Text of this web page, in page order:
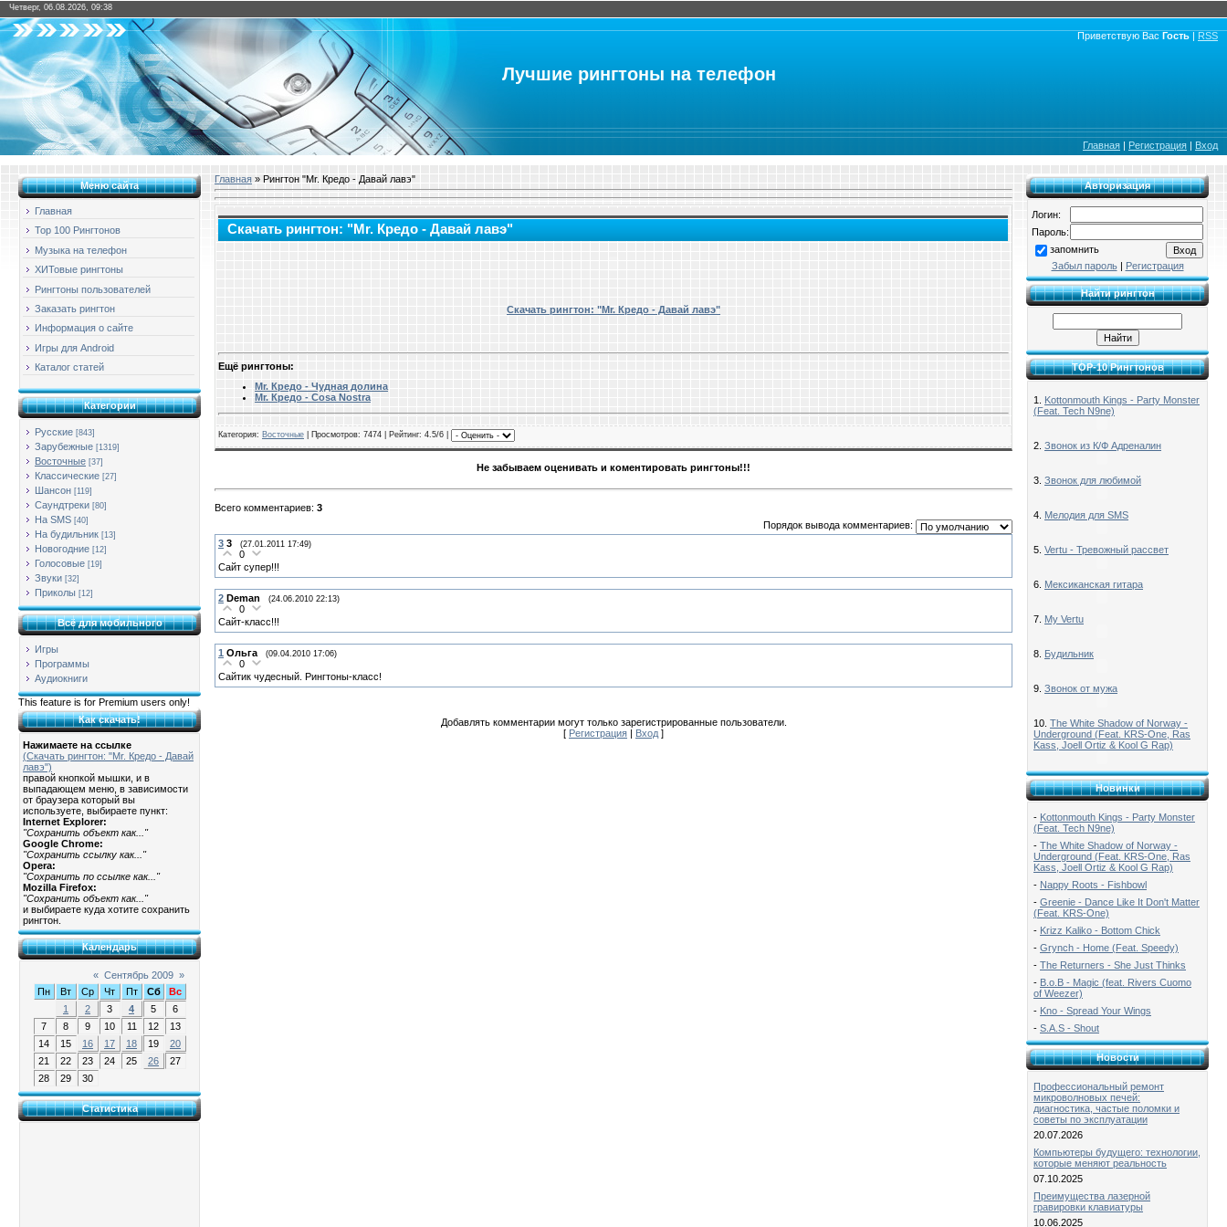
Четверг, 06.08.2026, 09:38
Приветствую Вас Гость | RSS
Лучшие рингтоны на телефон
Главная | Регистрация | Вход
Меню сайта
Главная
Top 100 Рингтонов
Музыка на телефон
ХИТовые рингтоны
Рингтоны пользователей
Заказать рингтон
Информация о сайте
Игры для Android
Каталог статей
Категории
Русские [843]
Зарубежные [1319]
Восточные [37]
Классические [27]
Шансон [119]
Саундтреки [80]
На SMS [40]
На будильник [13]
Новогодние [12]
Голосовые [19]
Звуки [32]
Приколы [12]
Всё для мобильного
Игры
Программы
Аудиокниги
This feature is for Premium users only!
Как скачать!
Нажимаете на ссылке
(Скачать рингтон: "Mr. Кредо - Давай
лавэ")
правой кнопкой мышки, и в
выпадающем меню, в зависимости
от браузера который вы
используете, выбираете пункт:
Internet Explorer:
"Сохранить объект как..."
Google Chrome:
"Сохранить ссылку как..."
Opera:
"Сохранить по ссылке как..."
Mozilla Firefox:
"Сохранить объект как..."
и выбираете куда хотите сохранить
рингтон.
Календарь
« Сентябрь 2009 »
Пн
Вт Ср Чт Пт Сб
Вс
1
2 3 4 5
6
7
8 9 10 11 12
13
14
15 16 17 18 19
20
21
22 23 24 25 26
27
28
29 30
Статистика
Главная » Рингтон "Mr. Кредо - Давай лавэ"
Скачать рингтон: "Mr. Кредо - Давай лавэ"
Скачать рингтон: "Mr. Кредо - Давай лавэ"
Ещё рингтоны:
Mr. Кредо - Чудная долина
Mr. Кредо - Cosa Nostra
Категория: Восточные Просмотров: 7474 | Рейтинг: 4.5/6 |
Не забываем оценивать и коментировать рингтоны!!!
Всего комментариев: 3
Порядок вывода комментариев:
3 3 (27.01.2011 17:49)
0
Сайт супер!!!
2 Deman (24.06.2010 22:13)
0
Сайт-класс!!!
1 Ольга (09.04.2010 17:06)
0
Сайтик чудесный. Рингтоны-класс!
Добавлять комментарии могут только зарегистрированные пользователи.
[ Регистрация | Вход ]
Авторизация
Логин:
Пароль:
запомнить
Забыл пароль| Регистрация
Найти рингтон
TOP-10 Рингтонов
1. Kottonmouth Kings - Party Monster
(Feat. Tech N9ne)
2. Звонок из К/Ф Адреналин
3. Звонок для любимой
4. Мелодия для SMS
5. Vertu - Тревожный рассвет
6. Мексиканская гитара
7. My Vertu
8. Будильник
9. Звонок от мужа
10. The White Shadow of Norway -
Underground (Feat. KRS-One, Ras
Kass, Joell Ortiz & Kool G Rap)
Новинки
- Kottonmouth Kings - Party Monster
(Feat. Tech N9ne)
- The White Shadow of Norway -
Underground (Feat. KRS-One, Ras
Kass, Joell Ortiz & Kool G Rap)
- Nappy Roots - Fishbowl
- Greenie - Dance Like It Don't Matter
(Feat. KRS-One)
- Krizz Kaliko - Bottom Chick
- Grynch - Home (Feat. Speedy)
- The Returners - She Just Thinks
- B.o.B - Magic (feat. Rivers Cuomo
of Weezer)
- Kno - Spread Your Wings
- S.A.S - Shout
Новости
Профессиональный ремонт
микроволновых печей:
диагностика, частые поломки и
советы по эксплуатации
20.07.2026
Компьютеры будущего: технологии,
которые меняют реальность
07.10.2025
Преимущества лазерной
гравировки клавиатуры
10.06.2025